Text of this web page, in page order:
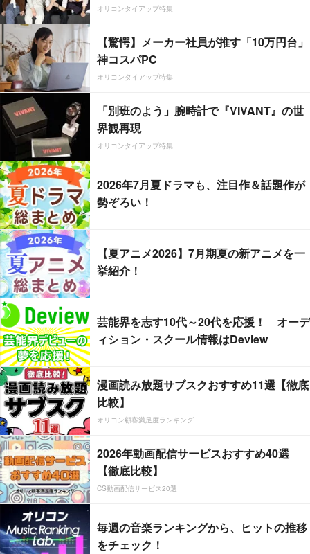
オリコンタイアップ特集
【驚愕】メーカー社員が推す「10万円台」
神コスパPC
オリコンタイアップ特集
「別班のよう」腕時計で『VIVANT』の世
界観再現
オリコンタイアップ特集
2026年7月夏ドラマも、注目作＆話題作が
勢ぞろい！
【夏アニメ2026】7月期夏の新アニメを一
挙紹介！
芸能界を志す10代～20代を応援！ オーデ
ィション・スクール情報はDeview
漫画読み放題サブスクおすすめ11選【徹底
比較】
オリコン顧客満足度ランキング
2026年動画配信サービスおすすめ40選
【徹底比較】
CS動画配信サービス20選
毎週の音楽ランキングから、ヒットの推移
をチェック！